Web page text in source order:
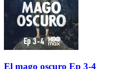
El mago oscuro Ep 3-4